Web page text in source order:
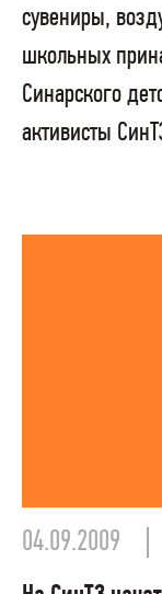
сувениры,
школьных
Синарского
активисты
04.09.2009